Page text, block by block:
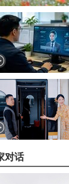
对话